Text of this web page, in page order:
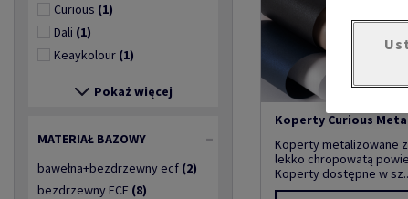
Curious (1)
Dali (1)
Keaykolour (1)
Pokaż więcej
MATERIAŁ BAZOWY
bawełna+bezdrzewny ecf (2)
bezdrzewny ECF (8)
Koperty Curious
Koperty metalizowane
lekko chropowatą
Koperty dostępne w